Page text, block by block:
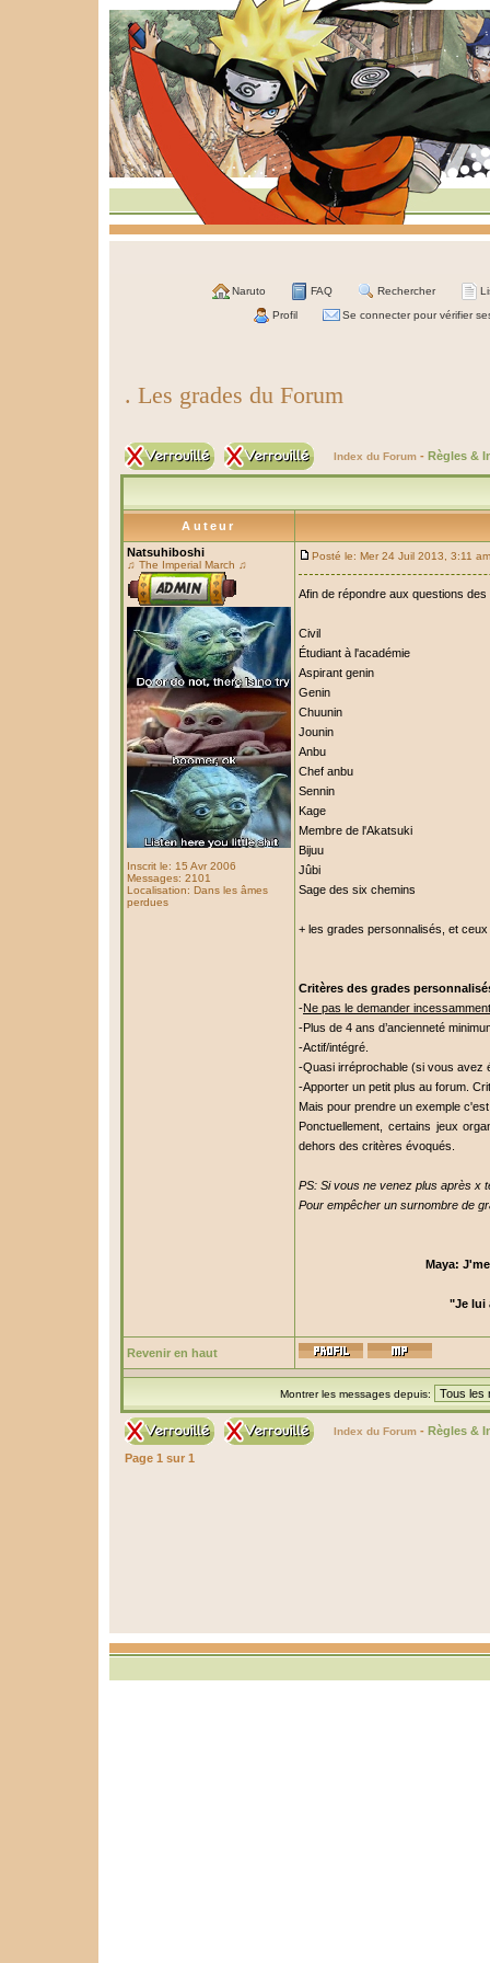
Naruto FAQ Rechercher
Profil Se connecter pour vérifier
. Les grades du Forum
Index du Forum - Règles &
Auteur
Natsuhiboshi
♫ The Imperial March ♫
Inscrit le: 15 Avr 2006
Messages: 2101
Localisation: Dans les âmes
perdues
Posté le: Mer 24 Juil 2013, 3:11 am
Afin de répondre aux questions
Civil
Étudiant à l'académie
Aspirant genin
Genin
Chuunin
Jounin
Anbu
Chef anbu
Sennin
Kage
Membre de l'Akatsuki
Bijuu
Jûbi
Sage des six chemins
+ les grades personnalisés, et
Critères des grades
-Ne pas le demander
-Plus de 4 ans d’ancienneté
-Actif/intégré.
-Quasi irréprochable (si vous avez
-Apporter un petit plus au forum.
Mais pour prendre un exemple
Ponctuellement, certains jeux
dehors des critères évoqués.
PS: Si vous ne venez plus après x
Pour empêcher un surnombre de
Maya:
"Je lui
Revenir en haut
Montrer les messages depuis:
Index du Forum - Règles &
Page 1 sur 1